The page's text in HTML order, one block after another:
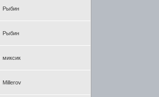
Рыбин
Рыбин
миксик
Millerov